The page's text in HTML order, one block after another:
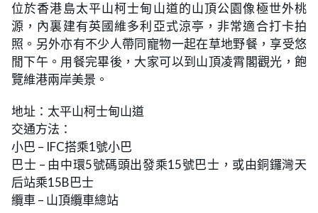
位於香港島太平山柯士甸山道的山頂公園像極世外桃
源，內裏建有英國維多利亞式涼亭，非常適合打卡拍
照。另外亦有不少人帶同寵物一起在草地野餐，享受悠
閒下午。用餐完畢後，大家可以到山頂凌霄閣觀光，飽
覽維港兩岸美景。
地址：太平山柯士甸山道
交通方法：
小巴 – IFC搭乘1號小巴
巴士 – 由中環5號碼頭出發乘15號巴士，或由銅鑼灣天
后站乘15B巴士
纜車 – 山頂纜車總站